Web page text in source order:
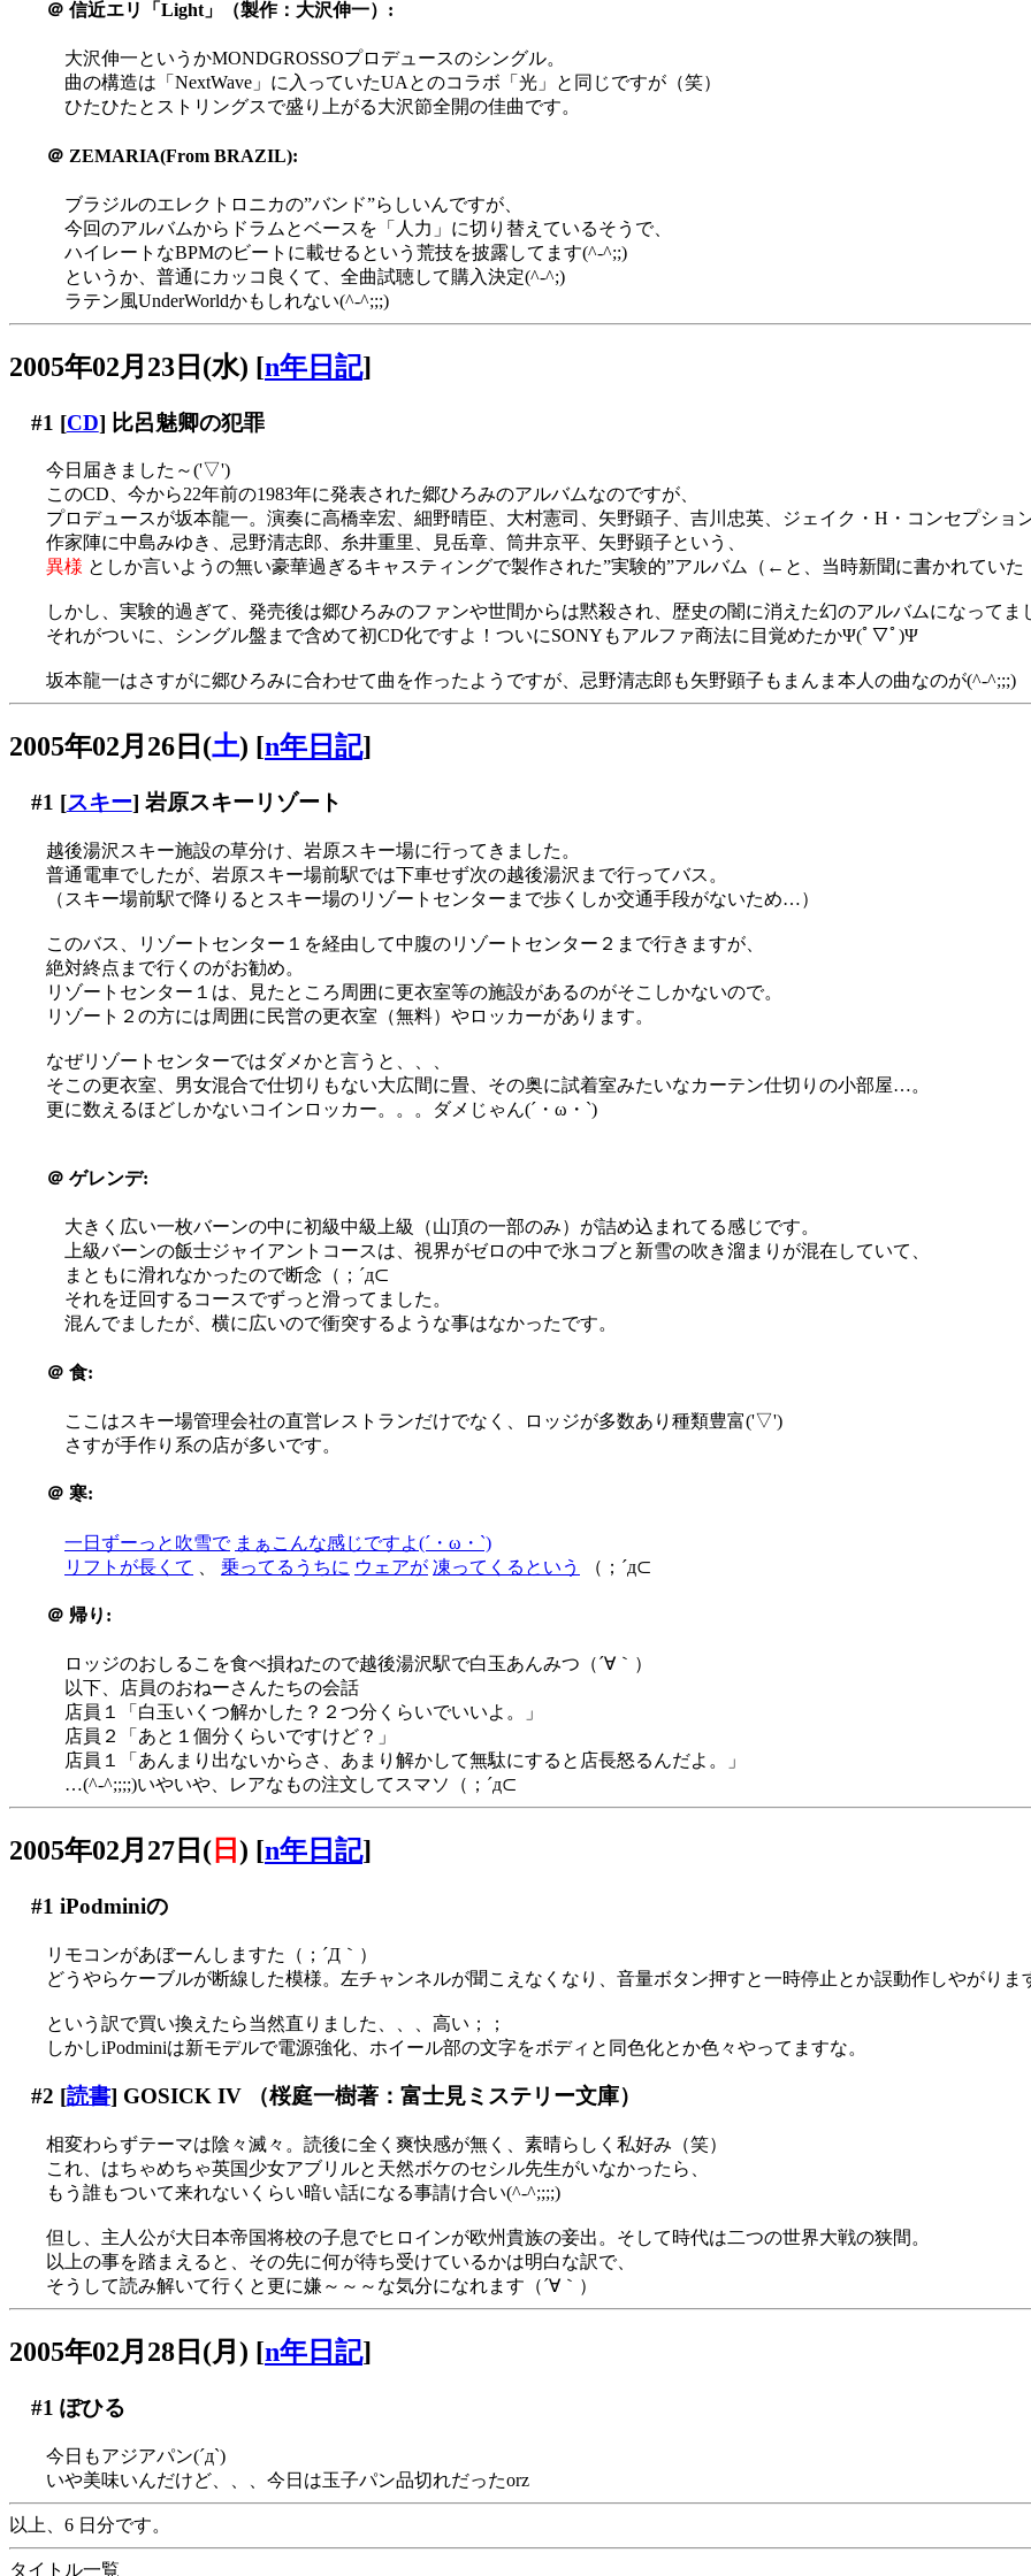
＠ 信近エリ「Light」（製作：大沢伸一）:
大沢伸一というかMONDGROSSOプロデュースのシングル。
曲の構造は「NextWave」に入っていたUAとのコラボ「光」と同じですが（笑）
ひたひたとストリングスで盛り上がる大沢節全開の佳曲です。
＠ ZEMARIA(From BRAZIL):
ブラジルのエレクトロニカの”バンド”らしいんですが、
今回のアルバムからドラムとベースを「人力」に切り替えているそうで、
ハイレートなBPMのビートに載せるという荒技を披露してます(^-^;;)
というか、普通にカッコ良くて、全曲試聴して購入決定(^-^;)
ラテン風UnderWorldかもしれない(^-^;;;)
2005年02月23日(水) [n年日記]
#1 [CD] 比呂魅卿の犯罪
今日届きました～('▽')
このCD、今から22年前の1983年に発表された郷ひろみのアルバムなのですが、
プロデュースが坂本龍一。演奏に高橋幸宏、細野晴臣、大村憲司、矢野顕子、吉川忠英、ジェイク・H・コンセプショ
作家陣に中島みゆき、忌野清志郎、糸井重里、見岳章、筒井京平、矢野顕子という、
異様 としか言いようの無い豪華過ぎるキャスティングで製作された”実験的”アルバム（←と、当時新聞に書かれてい
しかし、実験的過ぎて、発売後は郷ひろみのファンや世間からは黙殺され、歴史の闇に消えた幻のアルバムになってま
それがついに、シングル盤まで含めて初CD化ですよ！ついにSONYもアルファ商法に目覚めたかΨ(ﾟ▽ﾟ)Ψ
坂本龍一はさすがに郷ひろみに合わせて曲を作ったようですが、忌野清志郎も矢野顕子もまんま本人の曲なのが(^-^;;;)
2005年02月26日(土) [n年日記]
#1 [スキー] 岩原スキーリゾート
越後湯沢スキー施設の草分け、岩原スキー場に行ってきました。
普通電車でしたが、岩原スキー場前駅では下車せず次の越後湯沢まで行ってバス。
（スキー場前駅で降りるとスキー場のリゾートセンターまで歩くしか交通手段がないため…）
このバス、リゾートセンター１を経由して中腹のリゾートセンター２まで行きますが、
絶対終点まで行くのがお勧め。
リゾートセンター１は、見たところ周囲に更衣室等の施設があるのがそこしかないので。
リゾート２の方には周囲に民営の更衣室（無料）やロッカーがあります。
なぜリゾートセンターではダメかと言うと、、、
そこの更衣室、男女混合で仕切りもない大広間に畳、その奥に試着室みたいなカーテン仕切りの小部屋…。
更に数えるほどしかないコインロッカー。。。ダメじゃん(´・ω・`)
＠ ゲレンデ:
大きく広い一枚バーンの中に初級中級上級（山頂の一部のみ）が詰め込まれてる感じです。
上級バーンの飯士ジャイアントコースは、視界がゼロの中で氷コブと新雪の吹き溜まりが混在していて、
まともに滑れなかったので断念（；´д⊂
それを迂回するコースでずっと滑ってました。
混んでましたが、横に広いので衝突するような事はなかったです。
＠ 食:
ここはスキー場管理会社の直営レストランだけでなく、ロッジが多数あり種類豊富('▽')
さすが手作り系の店が多いです。
＠ 寒:
一日ずーっと吹雪で まぁこんな感じですよ(´・ω・`)
リフトが長くて
乗ってるうちに ウェアが 凍ってくるという （；´д⊂
＠ 帰り:
ロッジのおしるこを食べ損ねたので越後湯沢駅で白玉あんみつ（´∀｀）
以下、店員のおねーさんたちの会話
店員１「白玉いくつ解かした？２つ分くらいでいいよ。」
店員２「あと１個分くらいですけど？」
店員１「あんまり出ないからさ、あまり解かして無駄にすると店長怒るんだよ。」
…(^-^;;;;)いやいや、レアなもの注文してスマソ（；´д⊂
2005年02月27日( 日 ) [n年日記]
#1 iPodminiの
リモコンがあぼーんしますた（；´Д｀）
どうやらケーブルが断線した模様。左チャンネルが聞こえなくなり、音量ボタン押すと一時停止とか誤動作しやがりま
という訳で買い換えたら当然直りました、、、高い；；
しかしiPodminiは新モデルで電源強化、ホイール部の文字をボディと同色化とか色々やってますな。
#2 [読書] GOSICK IV （桜庭一樹著：富士見ミステリー文庫）
相変わらずテーマは陰々滅々。読後に全く爽快感が無く、素晴らしく私好み（笑）
これ、はちゃめちゃ英国少女アブリルと天然ボケのセシル先生がいなかったら、
もう誰もついて来れないくらい暗い話になる事請け合い(^-^;;;;)
但し、主人公が大日本帝国将校の子息でヒロインが欧州貴族の妾出。そして時代は二つの世界大戦の狭間。
以上の事を踏まえると、その先に何が待ち受けているかは明白な訳で、
そうして読み解いて行くと更に嫌～～～な気分になれます（´∀｀）
2005年02月28日(月) [n年日記]
#1 ぽひる
今日もアジアパン(´д`)
いや美味いんだけど、、、今日は玉子パン品切れだったorz
以上、6 日分です。
タイトル一覧